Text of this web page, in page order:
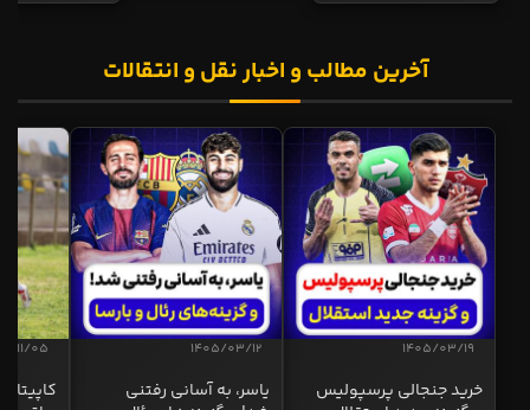
آخرین مطالب و اخبار نقل و انتقالات
1405/03/19
خرید جنجالی پرسپولیس
1405/03/12
یاسر، به آسانی رفتنی
11/05